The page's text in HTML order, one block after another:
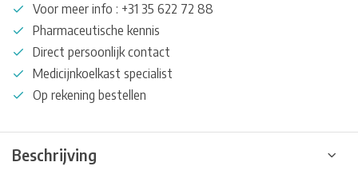
Voor meer info : +31 35 622 72 88
Pharmaceutische kennis
Direct persoonlijk contact
Medicijnkoelkast specialist
Op rekening bestellen
Beschrijving